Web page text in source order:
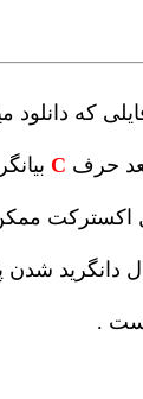
که دانلود
حرف C
اکسترکت
دانگرید شدن
.